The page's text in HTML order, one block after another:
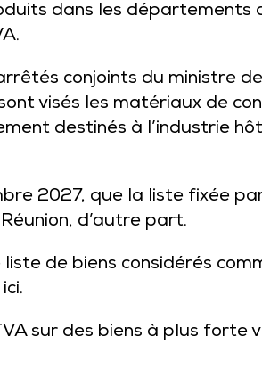
dans les départements
conjoints du ministre de
visés les matériaux de
destinés à l’industrie
2027, que la liste fixée
d’autre part.
de biens considérés
ici.
sur des biens à plus forte